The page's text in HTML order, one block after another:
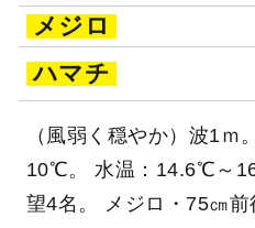
メジロ
ハマチ
（風弱く穏やか）波1
10℃。 水温：14.6℃～
望4名。 メジロ・75㎝前